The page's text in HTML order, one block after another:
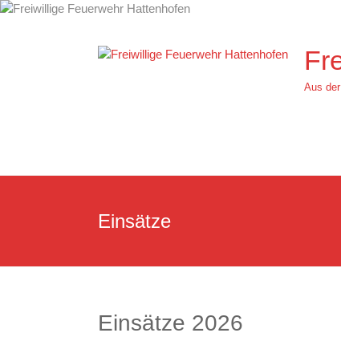
Zum
Aus
Einsätze
Einsätze 2026